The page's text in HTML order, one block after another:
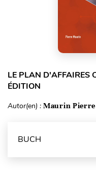
LE PLAN D'AFFAIRES
ÉDITION
Autor(en) : Maurin Pierre
BUCH